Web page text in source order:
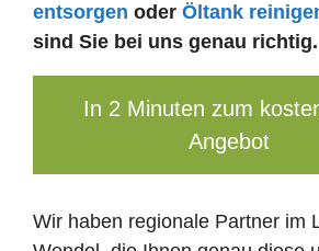
entsorgen oder Öltank
sind Sie bei uns genau richtig.
In 2 Minuten zum
Angebot
Wir haben regionale Partner im